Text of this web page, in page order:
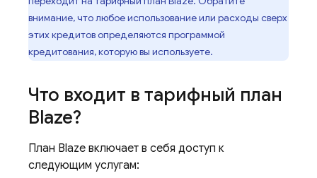
внимание, что любое использование или расходы сверх
этих кредитов определяются программой
кредитования, которую вы используете.
Что входит в тарифный план
Blaze?
План Blaze включает в себя доступ к
следующим услугам: